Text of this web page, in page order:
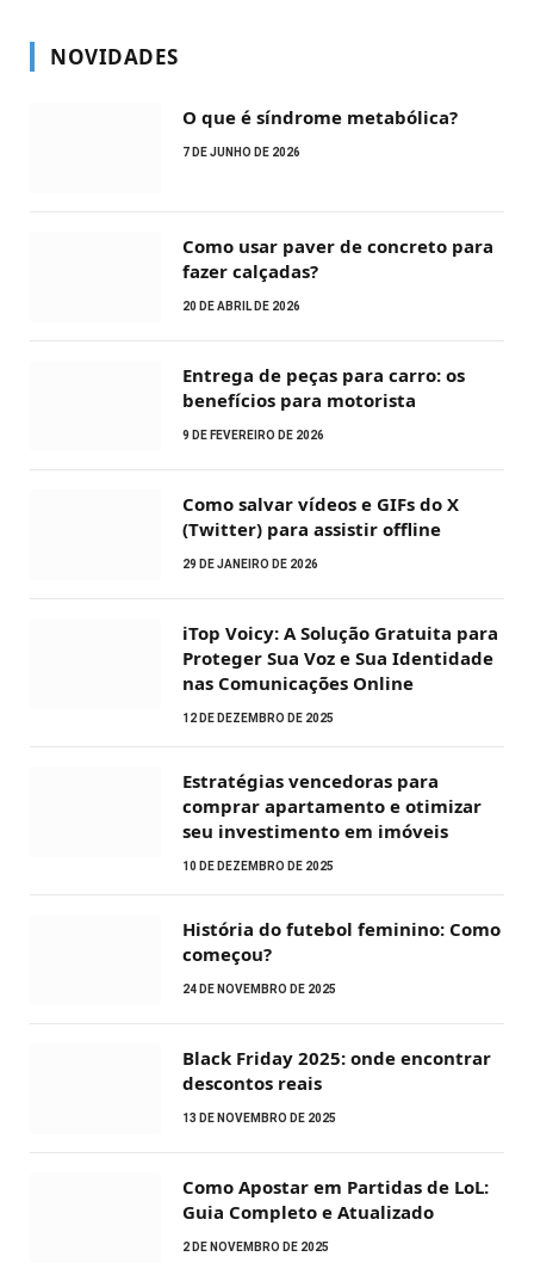
NOVIDADES
O que é síndrome metabólica?
7 DE JUNHO DE 2026
Como usar paver de concreto para
fazer calçadas?
20 DE ABRIL DE 2026
Entrega de peças para carro: os
benefícios para motorista
9 DE FEVEREIRO DE 2026
Como salvar vídeos e GIFs do X
(Twitter) para assistir offline
29 DE JANEIRO DE 2026
iTop Voicy: A Solução Gratuita para
Proteger Sua Voz e Sua Identidade
nas Comunicações Online
12 DE DEZEMBRO DE 2025
Estratégias vencedoras para
comprar apartamento e otimizar
seu investimento em imóveis
10 DE DEZEMBRO DE 2025
História do futebol feminino: Como
começou?
24 DE NOVEMBRO DE 2025
Black Friday 2025: onde encontrar
descontos reais
13 DE NOVEMBRO DE 2025
Como Apostar em Partidas de LoL:
Guia Completo e Atualizado
2 DE NOVEMBRO DE 2025